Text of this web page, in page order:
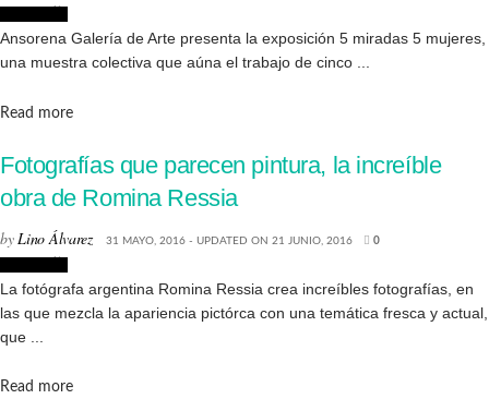
Ansorena Galería de Arte presenta la exposición 5 miradas 5 mujeres,
una muestra colectiva que aúna el trabajo de cinco ...
Read moreDetails
Fotografías que parecen pintura, la increíble
obra de Romina Ressia
by Lino Álvarez 31 MAYO, 2016 - UPDATED ON 21 JUNIO, 2016 0
La fotógrafa argentina Romina Ressia crea increíbles fotografías, en
las que mezcla la apariencia pictórca con una temática fresca y actual,
que ...
Read moreDetails